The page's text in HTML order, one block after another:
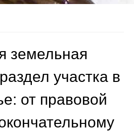
земельная
участка в
от правовой